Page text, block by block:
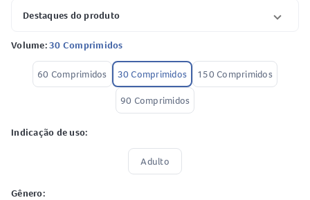
Destaques do produto
Volume:30 Comprimidos
60 Comprimidos 30 Comprimidos 150 Comprimidos
90 Comprimidos
Indicação de uso:
Adulto
Gênero: